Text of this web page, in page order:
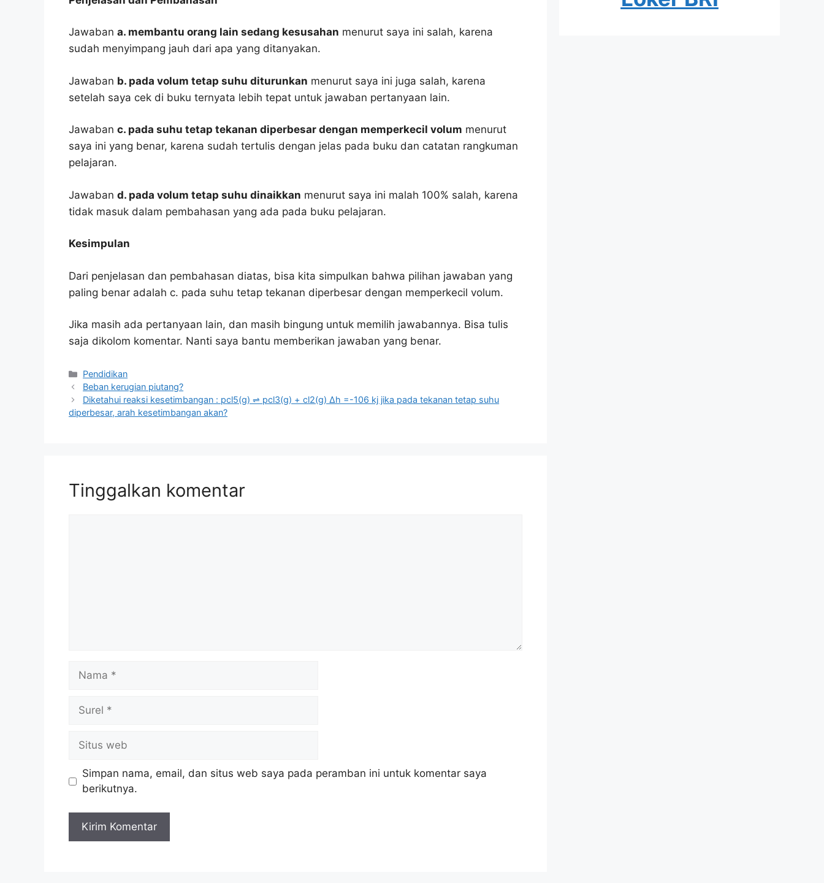
Jawaban a. membantu orang lain sedang kesusahan menurut saya ini salah, karena
sudah menyimpang jauh dari apa yang ditanyakan.
Jawaban b. pada volum tetap suhu diturunkan menurut saya ini juga salah, karena
setelah saya cek di buku ternyata lebih tepat untuk jawaban pertanyaan lain.
Jawaban c. pada suhu tetap tekanan diperbesar dengan memperkecil volum menurut
saya ini yang benar, karena sudah tertulis dengan jelas pada buku dan catatan rangkuman
pelajaran.
Jawaban d. pada volum tetap suhu dinaikkan menurut saya ini malah 100% salah, karena
tidak masuk dalam pembahasan yang ada pada buku pelajaran.
Kesimpulan
Dari penjelasan dan pembahasan diatas, bisa kita simpulkan bahwa pilihan jawaban yang
paling benar adalah c. pada suhu tetap tekanan diperbesar dengan memperkecil volum.
Jika masih ada pertanyaan lain, dan masih bingung untuk memilih jawabannya. Bisa tulis
saja dikolom komentar. Nanti saya bantu memberikan jawaban yang benar.
Kategori
Pendidikan
Beban kerugian piutang?
Diketahui reaksi kesetimbangan : pcl5(g) ⇌ pcl3(g) + cl2(g) ∆h =-106 kj jika pada tekanan tetap suhu
diperbesar, arah kesetimbangan akan?
Tinggalkan komentar
Nama
Surel
Situs
web
Simpan nama, email, dan situs web saya pada peramban ini untuk komentar saya
berikutnya.